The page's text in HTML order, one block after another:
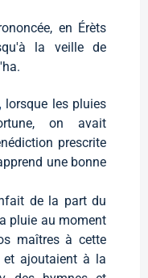
en Érèts
la veille de
lorsque les pluies
on avait
prescrite
une bonne
de la part du
pluie au moment
maîtres à cette
et ajoutaient à la